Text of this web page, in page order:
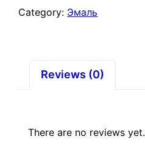
краски
quantity
Category: Эмаль
Reviews (0)
There are no reviews yet.